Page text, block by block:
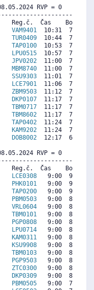
RVP = 0     IP
Čas    Body
VAM9401
10:31  7999
TUR0409
10:44  7840
TAP0100
10:53  7730
LPU0515
10:57  7681
JPV0202
11:00  7644
MBM8740
11:00  7644
SSU9303
11:01  7632
LCE7901
11:06  7571
ZBM9503
11:12  7497
DKP0107
11:17  7436
TBM0717
11:17  7436
TBM8602
11:17  7436
TAP0402
11:24  7351
KAM9202
11:24  7351
DOB8002
12:17  6703
RVP = 0     IP
Čas    Body
LCE0308
9:00  9123
PHK0101
9:00  9123
TAP0200
9:00  9123
PBM0503
9:00  8866
VRL0604
9:00  8866
TBM0101
9:00  8866
PGP0808
9:00  8609
LPU0714
9:00  8609
KAM0311
9:00  8609
KSU9908
9:00  8353
TBM0103
9:00  8353
PGP9503
9:00  8182
ZTC0300
9:00  8182
DKP0309
9:00  8011
PBM0505
9:00  7925